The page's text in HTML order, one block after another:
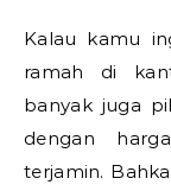
Kalau kamu
ramah di
banyak juga
dengan
terjamin.